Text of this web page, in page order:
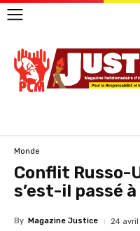
Monde
Conflit Russo-
s’est-il passé à
By Magazine Justice 24